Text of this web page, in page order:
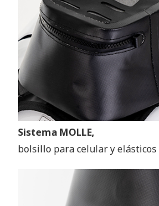
Sistema MOLLE,
bolsillo para celular y